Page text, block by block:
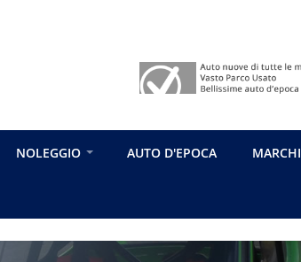
NOLEGGIO AUTO D'EPOCA MARCHI